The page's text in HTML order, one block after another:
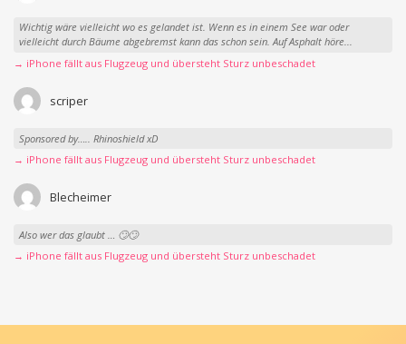
Wichtig wäre vielleicht wo es gelandet ist. Wenn es in einem See war oder
vielleicht durch Bäume abgebremst kann das schon sein. Auf Asphalt höre...
→ iPhone fällt aus Flugzeug und übersteht Sturz unbeschadet
scriper
Sponsored by….. Rhinoshield xD
→ iPhone fällt aus Flugzeug und übersteht Sturz unbeschadet
Blecheimer
Also wer das glaubt … 🙄🙄
→ iPhone fällt aus Flugzeug und übersteht Sturz unbeschadet